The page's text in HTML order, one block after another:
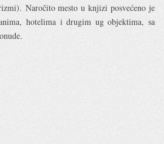
Naročito mesto u knjizi posvećeno je
hotelima i drugim ug objektima, sa